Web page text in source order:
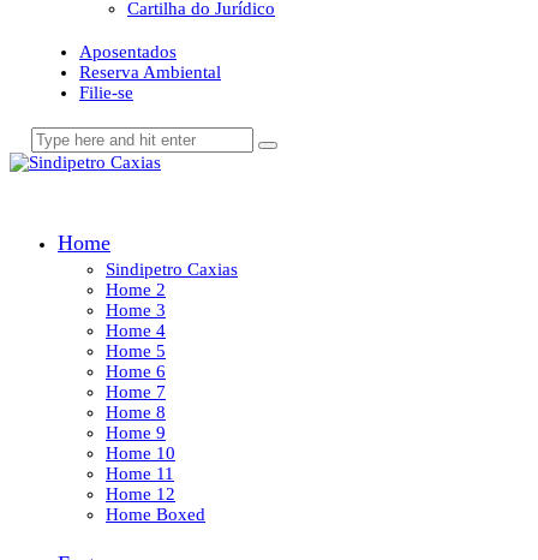
Cartilha do Jurídico
Aposentados
Reserva Ambiental
Filie-se
Home
Sindipetro Caxias
Home 2
Home 3
Home 4
Home 5
Home 6
Home 7
Home 8
Home 9
Home 10
Home 11
Home 12
Home Boxed